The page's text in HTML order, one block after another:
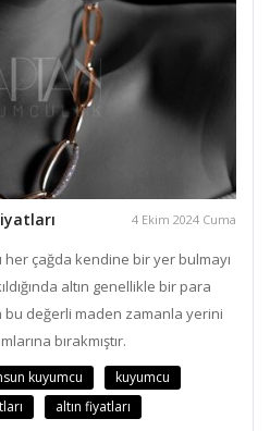
4 Ekim 2024 Cuma
her çağda kendine bir yer bulmayı
altın genellikle bir para
bu değerli maden zamanla yerini
bırakmıştır.
kuyumcu
kuyumcu
altın fiyatları